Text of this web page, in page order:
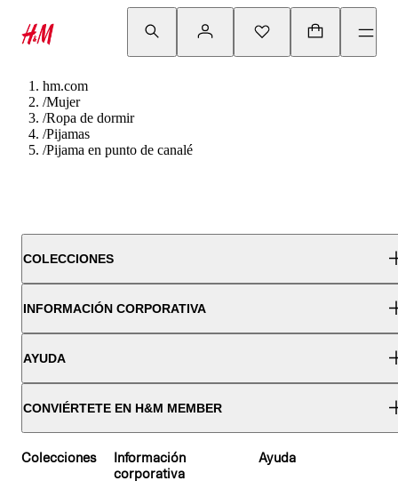
hm.com
/Mujer
/Ropa de dormir
/Pijamas
/Pijama en punto de canalé
COLECCIONES
INFORMACIÓN CORPORATIVA
AYUDA
CONVIÉRTETE EN H&M MEMBER
Colecciones
Información
corporativa
Ayuda